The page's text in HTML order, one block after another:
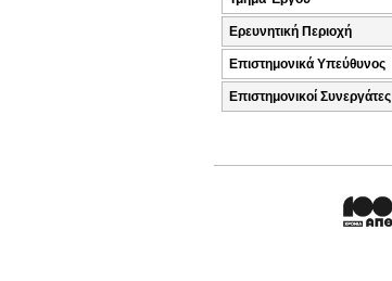
Ερευνητική Περιοχή
Επιστημονικά Υπεύθυνος
Επιστημονικοί Συνεργάτες